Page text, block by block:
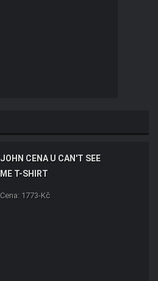
JOHN CENA U CAN'T SEE
ME T-SHIRT
Cena: 1773-Kč